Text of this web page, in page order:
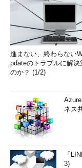
進まない、終わらない
pdateのトラブルに解決
のか？ (1/2)
ネス
「
3)